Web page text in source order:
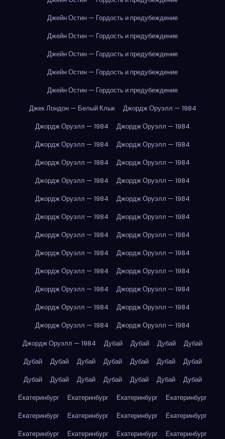
Джейн Остин — Гордость и предубеждение
Джейн Остин — Гордость и предубеждение
Джейн Остин — Гордость и предубеждение
Джейн Остин — Гордость и предубеждение
Джейн Остин — Гордость и предубеждение
Джек Лондон — Белый Клык
Джордж Оруэлл — 1984
Джордж Оруэлл — 1984
Джордж Оруэлл — 1984
Джордж Оруэлл — 1984
Джордж Оруэлл — 1984
Джордж Оруэлл — 1984
Джордж Оруэлл — 1984
Джордж Оруэлл — 1984
Джордж Оруэлл — 1984
Джордж Оруэлл — 1984
Джордж Оруэлл — 1984
Джордж Оруэлл — 1984
Джордж Оруэлл — 1984
Джордж Оруэлл — 1984
Джордж Оруэлл — 1984
Джордж Оруэлл — 1984
Джордж Оруэлл — 1984
Джордж Оруэлл — 1984
Джордж Оруэлл — 1984
Джордж Оруэлл — 1984
Джордж Оруэлл — 1984
Джордж Оруэлл — 1984
Джордж Оруэлл — 1984
Джордж Оруэлл — 1984
Джордж Оруэлл — 1984
Джордж Оруэлл — 1984
Дубай Дубай Дубай
Дубай
Дубай
Дубай Дубай Дубай Дубай Дубай
Дубай
Дубай
Дубай Дубай Дубай Дубай Дубай
Дубай
Екатеринбург
Екатеринбург Екатеринбург
Екатеринбург
Екатеринбург
Екатеринбург Екатеринбург
Екатеринбург
Екатеринбург
Екатеринбург Екатеринбург
Екатеринбург